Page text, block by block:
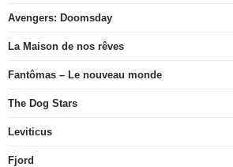
Avengers: Doomsday
La Maison de nos rêves
Fantômas – Le nouveau monde
The Dog Stars
Leviticus
Fjord